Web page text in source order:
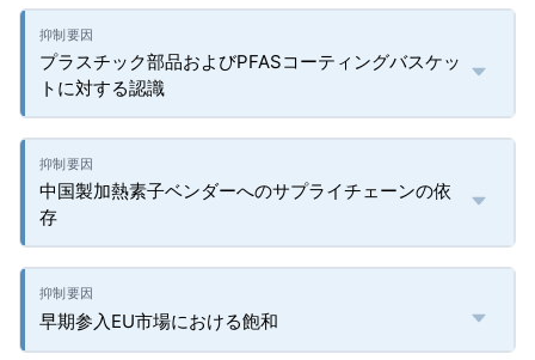
プラスチック部品およびPFASコーティングバスケッ
トに対する認識
中国製加熱素子ベンダーへのサプライチェーンの依
存
早期参入EU市場における飽和